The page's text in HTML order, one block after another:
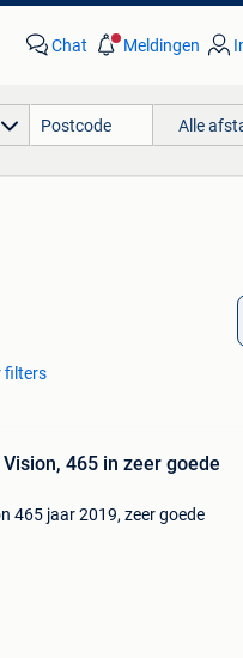
Chat Meldingen
Alle
filters
465 in zeer goede
465 jaar 2019, zeer goede